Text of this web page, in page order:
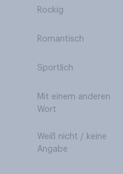
Rockig
Romantisch
Sportlich
Mit einem anderen
Wort
Weiß nicht / keine
Angabe